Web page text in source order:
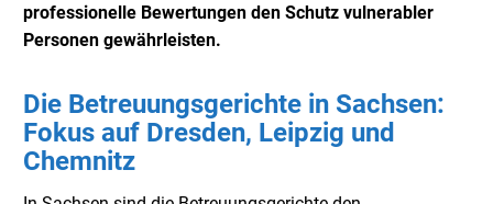
professionelle Bewertungen den Schutz vulnerabler
Personen gewährleisten.
Die Betreuungsgerichte in Sachsen:
Fokus auf Dresden, Leipzig und
Chemnitz